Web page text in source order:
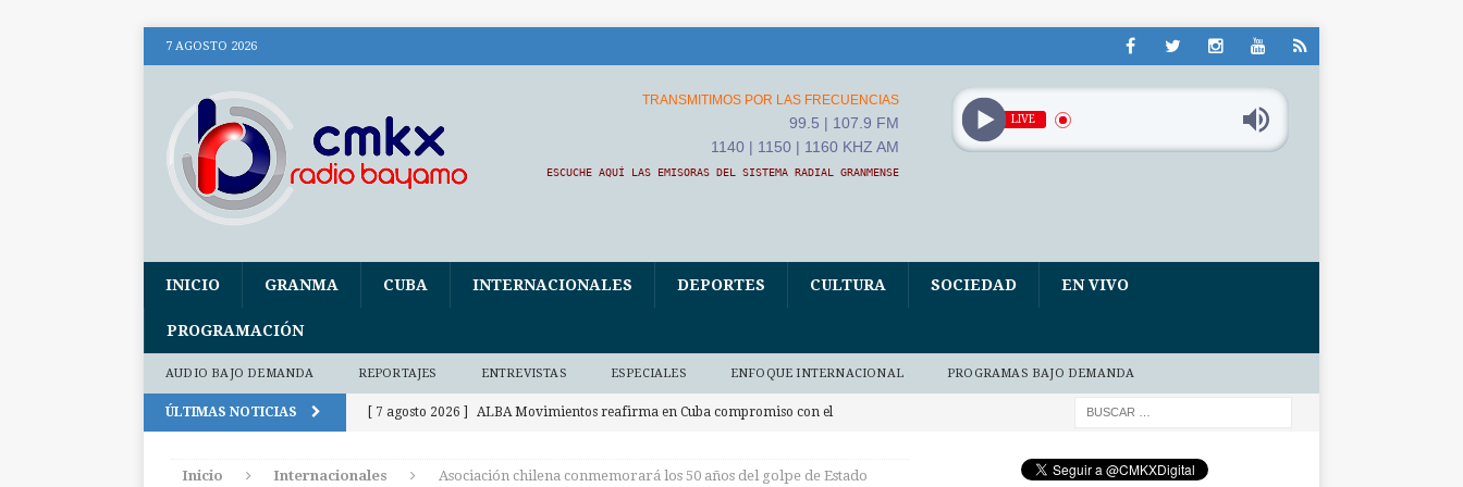
7 AGOSTO 2026
TRANSMITIMOS POR LAS FRECUENCIAS
99.5 | 107.9 FM
1140 | 1150 | 1160 KHZ AM
ESCUCHE AQUÍ LAS EMISORAS DEL SISTEMA RADIAL GRANMENSE
LIVE
INICIO GRANMA CUBA INTERNACIONALES DEPORTES CULTURA SOCIEDAD EN VIVO
PROGRAMACIÓN
AUDIO BAJO DEMANDA REPORTAJES ENTREVISTAS ESPECIALES ENFOQUE INTERNACIONAL PROGRAMAS BAJO DEMANDA
ÚLTIMAS NOTICIAS [ 7 agosto 2026 ] ALBA Movimientos reafirma en Cuba compromiso con el
Inicio Internacionales Asociación chilena conmemorará los 50 años del golpe de Estado